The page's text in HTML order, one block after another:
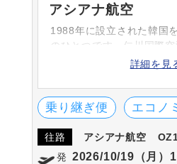
アシアナ航空
1988年に設立された韓国
のひとつです。仁川国際
界各国へ運航しています
スターアライアンス加盟
多く共同運航しています。
詳細を見
乗り継ぎ便 エコノ
往路 アシアナ航空
発 2026/10/19（月）